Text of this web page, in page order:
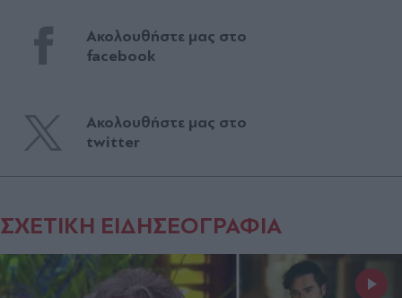
Ακολουθήστε μας στο
facebook
Ακολουθήστε μας στο
twitter
ΣΧΕΤΙΚΗ ΕΙΔΗΣΕΟΓΡΑΦΙΑ